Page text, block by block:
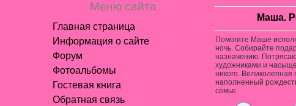
Меню сайта
Главная страница
Информация о сайте
Форум
Фотоальбомы
Гостевая книга
Обратная связь
Маша.
Помогите Маше
ночь. Собирайте
назначению.
художниками и
никого.
наполненный
семье.